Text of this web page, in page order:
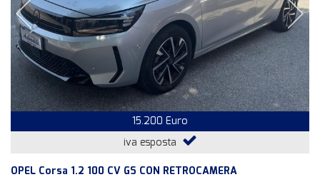
15.200 Euro
iva esposta
OPEL Corsa 1.2 100 CV GS CON RETROCAMERA